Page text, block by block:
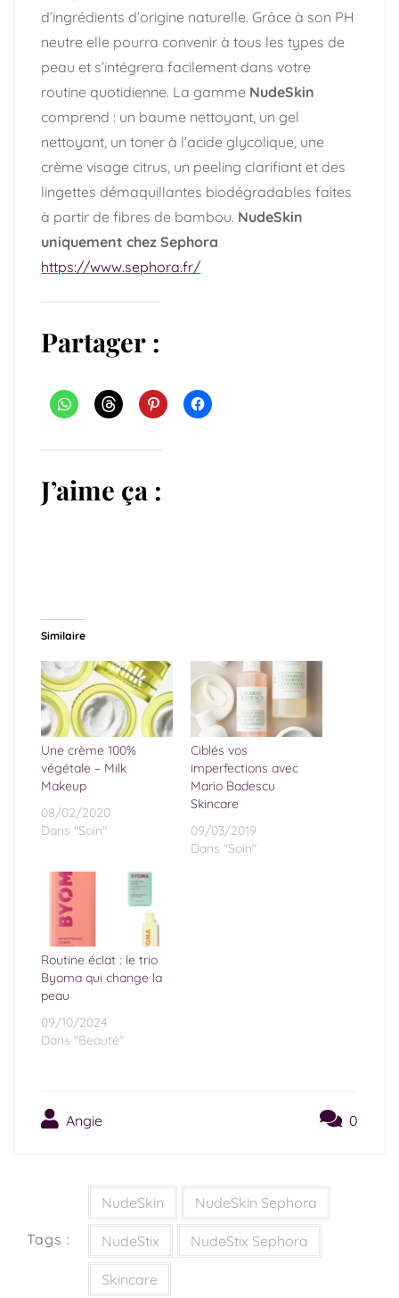
d’ingrédients d’origine naturelle. Grâce à son PH
neutre elle pourra convenir à tous les types de
peau et s’intégrera facilement dans votre
routine quotidienne. La gamme NudeSkin
comprend : un baume nettoyant, un gel
nettoyant, un toner à l’acide glycolique, une
crème visage citrus, un peeling clarifiant et des
lingettes démaquillantes biodégradables faites
à partir de fibres de bambou. NudeSkin
uniquement chez Sephora
https://www.sephora.fr/
Partager :
J’aime ça :
Similaire
Une crème 100%
végétale – Milk
Makeup
08/02/2020
Dans "Soin"
Ciblés vos
imperfections avec
Mario Badescu
Skincare
09/03/2019
Dans "Soin"
Routine éclat : le trio
Byoma qui change la
peau
09/10/2024
Dans "Beauté"
Angie 0
Tags :
NudeSkin NudeSkin Sephora
NudeStix NudeStix Sephora
Skincare